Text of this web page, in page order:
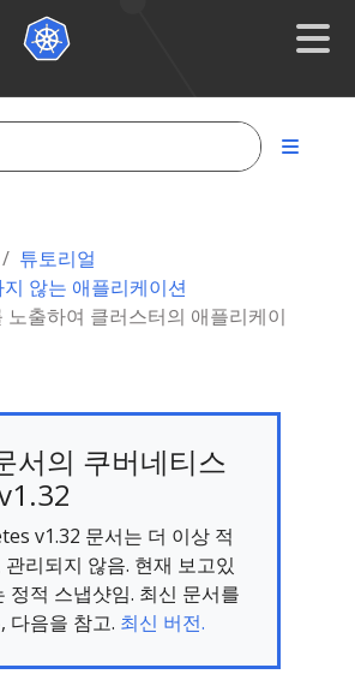
튜토리얼
않는 애플리케이션
노출하여 클러스터의 애플리케이
서의 쿠버네티스
v1.32 문서는 더 이상 적
리되지 않음. 현재 보고있
정적 스냅샷임. 최신 문서를
다음을 참고. 최신 버전.